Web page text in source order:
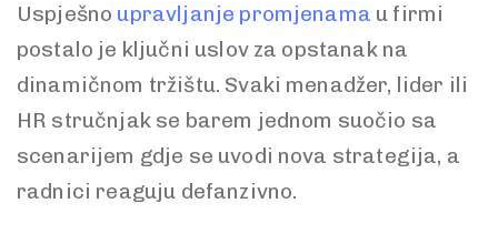
Uspješno upravljanje promjenama u firmi
postalo je ključni uslov za opstanak na
dinamičnom tržištu. Svaki menadžer, lider ili
HR stručnjak se barem jednom suočio sa
scenarijem gdje se uvodi nova strategija, a
radnici reaguju defanzivno.